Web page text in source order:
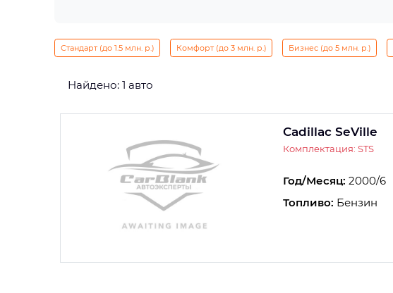
Стандарт (до 1.5 млн. р.) Комфорт (до 3 млн. р.) Бизнес (до 5 млн. р.)
Найдено: 1 авто
Cadillac SeVille
Комплектация: STS
Год/Месяц: 2000/6
Топливо: Бензин